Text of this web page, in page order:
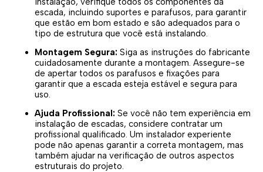
escada, incluindo suportes e parafusos, para garantir
que estão em bom estado e são adequados para o
tipo de estrutura que você está instalando.
Montagem Segura: Siga as instruções do fabricante
cuidadosamente durante a montagem. Assegure-se
de apertar todos os parafusos e fixações para
garantir que a escada esteja estável e segura para
uso.
Ajuda Profissional: Se você não tem experiência em
instalação de escadas, considere contratar um
profissional qualificado. Um instalador experiente
pode não apenas garantir a correta montagem, mas
também ajudar na verificação de outros aspectos
estruturais do projeto.